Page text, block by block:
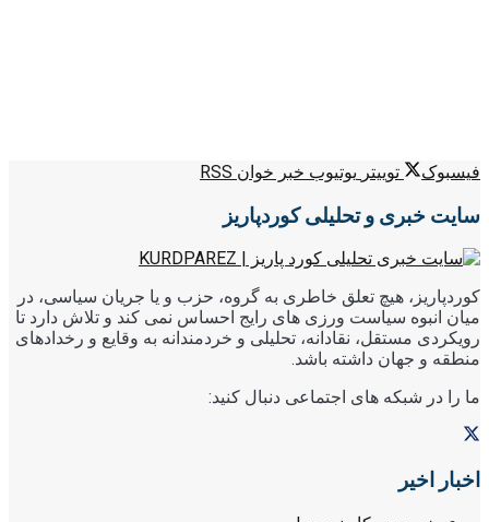
فیسبوک توییتر یوتیوب خبر خوان RSS
سایت خبری و تحلیلی کوردپاریز
کوردپاریز، هیچ تعلق خاطری به گروه، حزب و یا جریان سیاسی، در
میان انبوه سیاست ورزی های رایج احساس نمی کند و تلاش دارد تا
رویکردی مستقل، نقادانه، تحلیلی و خردمندانه به وقایع و رخدادهای
منطقه و جهان داشته باشد.
ما را در شبکه های اجتماعی دنبال کنید:
اخبار اخیر